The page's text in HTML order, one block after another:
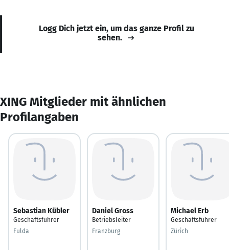
Logg Dich jetzt ein, um das ganze Profil zu
sehen.
XING Mitglieder mit ähnlichen
Profilangaben
Sebastian Kübler
Geschäftsführer
Fulda
Daniel Gross
Betriebsleiter
Franzburg
Michael Erb
Geschäftsführer
Zürich